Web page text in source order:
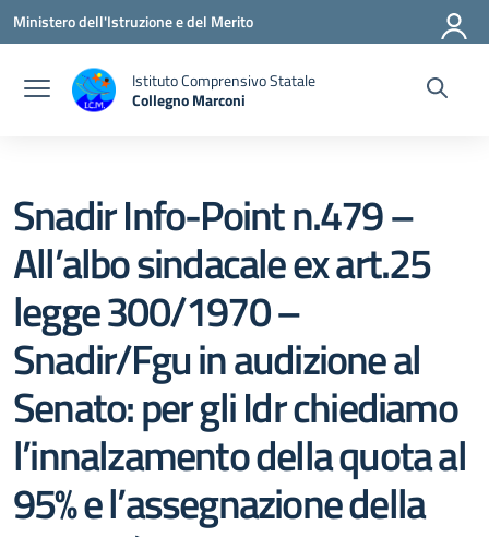
Vai ai contenuti
Vai al menu di navigazione
Vai al footer
Ministero dell'Istruzione e del Merito
Istituto Comprensivo Statale
Collegno Marconi
Snadir Info-Point n.479 –
All’albo sindacale ex art.25
legge 300/1970 –
Snadir/Fgu in audizione al
Senato: per gli Idr chiediamo
l’innalzamento della quota al
95% e l’assegnazione della